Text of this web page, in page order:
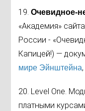
19.Очевидное-
«Академия»
России -
Капицей!) —
мире Эйнштейна
20. Level One.
платными